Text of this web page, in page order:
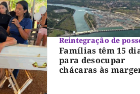
Reintegração de
Famílias têm 15
para desocupar
chácaras às